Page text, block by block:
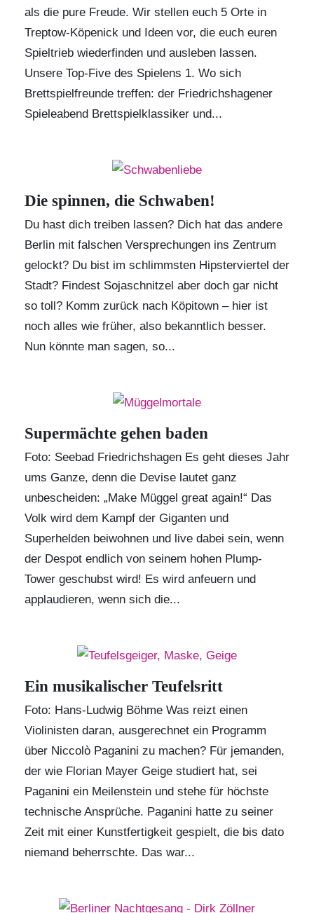
als die pure Freude. Wir stellen euch 5 Orte in
Treptow-Köpenick und Ideen vor, die euch euren
Spieltrieb wiederfinden und ausleben lassen.
Unsere Top-Five des Spielens 1. Wo sich
Brettspielfreunde treffen: der Friedrichshagener
Spieleabend Brettspielklassiker und...
Die spinnen, die Schwaben!
Du hast dich treiben lassen? Dich hat das andere
Berlin mit falschen Versprechungen ins Zentrum
gelockt? Du bist im schlimmsten Hipsterviertel der
Stadt? Findest Sojaschnitzel aber doch gar nicht
so toll? Komm zurück nach Köpitown – hier ist
noch alles wie früher, also bekanntlich besser.
Nun könnte man sagen, so...
Supermächte gehen baden
Foto: Seebad Friedrichshagen Es geht dieses Jahr
ums Ganze, denn die Devise lautet ganz
unbescheiden: „Make Müggel great again!“ Das
Volk wird dem Kampf der Giganten und
Superhelden beiwohnen und live dabei sein, wenn
der Despot endlich von seinem hohen Plump-
Tower geschubst wird! Es wird anfeuern und
applaudieren, wenn sich die...
Ein musikalischer Teufelsritt
Foto: Hans-Ludwig Böhme Was reizt einen
Violinisten daran, ausgerechnet ein Programm
über Niccolò Paganini zu machen? Für jemanden,
der wie Florian Mayer Geige studiert hat, sei
Paganini ein Meilenstein und stehe für höchste
technische Ansprüche. Paganini hatte zu seiner
Zeit mit einer Kunstfertigkeit gespielt, die bis dato
niemand beherrschte. Das war...